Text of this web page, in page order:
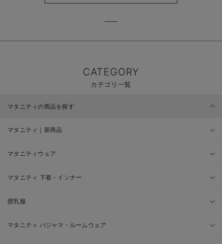
CATEGORY
カテゴリ一覧
マタニティの商品を探す
マタニティ｜新商品
マタニティウェア
マタニティ 下着・インナー
授乳服
マタニティ パジャマ・ルームウェア